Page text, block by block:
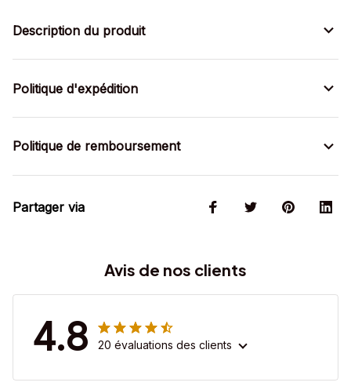
Description du produit
Politique d'expédition
Politique de remboursement
Partager via
Avis de nos clients
4.8 20 évaluations des clients